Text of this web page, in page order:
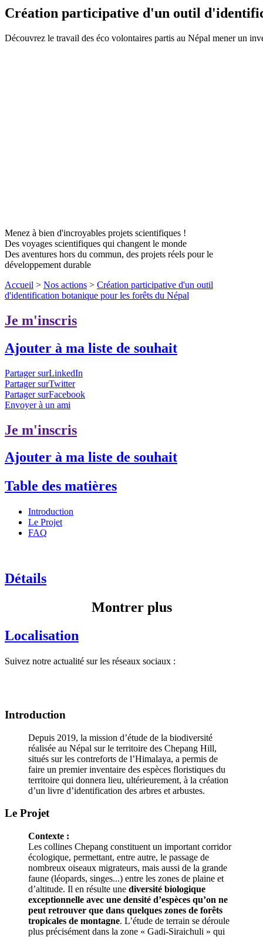
Création participative d'un outil
Découvrez le travail des éco volontaires partis au Népal mener un
Menez à bien d'incroyables projets scientifiques !
Des voyages scientifiques qui changent le monde
Des aventures hors du commun, des projets réels pour le
développement durable
Accueil > Nos actions > Création participative d'un outil
d'identification botanique pour les forêts du Népal
Je m'inscris
Ajouter à ma liste de souhait
Partager surLinkedIn
Partager surTwitter
Partager surFacebook
Envoyer à un ami
Je m'inscris
Ajouter à ma liste de souhait
Table des matières
Introduction
Le Projet
FAQ
Détails
Montrer plus
Localisation
Suivez notre actualité sur les réseaux sociaux :
Introduction
Depuis 2019, la mission d’étude de la biodiversité
réalisée au Népal sur le territoire des Chepang Hill,
situés sur les contreforts de l’Himalaya, a permis de
faire un premier inventaire des espèces floristiques du
territoire qui donnera lieu, ultérieurement, à la création
d’un livre d’identification des arbres et arbustes.
Le Projet
Contexte :
Les collines Chepang constituent un important corridor
écologique, permettant, entre autre, le passage de
nombreux oiseaux migrateurs, mais aussi de la grande
faune (léopards, singes...) entre les zones de plaine et
d’altitude. Il en résulte une diversité biologique
exceptionnelle avec une densité d’espèces qu’on ne
peut retrouver que dans quelques zones de forêts
tropicales de montagne. L’étude de terrain se déroule
plus précisément dans la zone « Gadi-Siraichuli » qui